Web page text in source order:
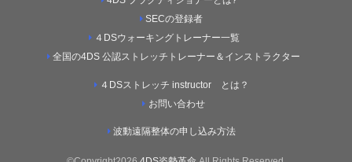
SECの登録者
４DSウォーキングトレーナー一覧
全国の4DS 公認ストレッチトレーナー＆インストラクター
４DSストレッチ instructor とは？
お問い合わせ
波動遠隔整体の申し込み方法